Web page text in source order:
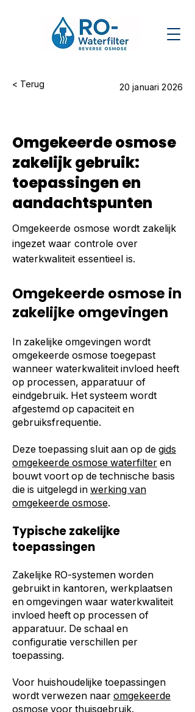
< Terug 20 januari 2026
Omgekeerde osmose
zakelijk gebruik:
toepassingen en
aandachtspunten
Omgekeerde osmose wordt zakelijk
ingezet waar controle over
waterkwaliteit essentieel is.
Omgekeerde osmose in
zakelijke omgevingen
In zakelijke omgevingen wordt
omgekeerde osmose toegepast
wanneer waterkwaliteit invloed heeft
op processen, apparatuur of
eindgebruik. Het systeem wordt
afgestemd op capaciteit en
gebruiksfrequentie.
Deze toepassing sluit aan op de gids
omgekeerde osmose waterfilter en
bouwt voort op de technische basis
die is uitgelegd in werking van
omgekeerde osmose.
Typische zakelijke
toepassingen
Zakelijke RO-systemen worden
gebruikt in kantoren, werkplaatsen
en omgevingen waar waterkwaliteit
invloed heeft op processen of
apparatuur. De schaal en
configuratie verschillen per
toepassing.
Voor huishoudelijke toepassingen
wordt verwezen naar omgekeerde
osmose voor thuisgebruik.